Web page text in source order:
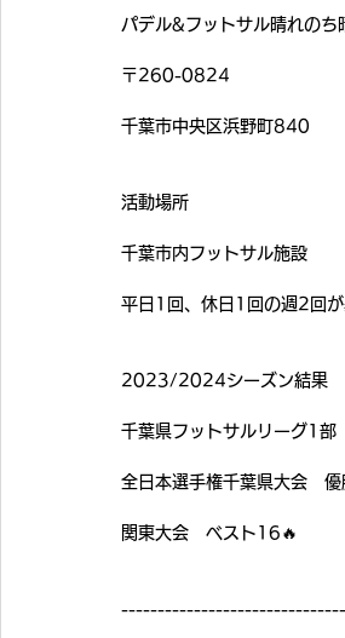
パデル&フットサル晴れのち
〒260-0824
千葉市中央区浜野町840
活動場所
千葉市内フットサル施設
平日1回、休日1回の週2回
2023/2024シーズン結果
千葉県フットサルリーグ1部
全日本選手権千葉県大会　
関東大会　ベスト16🔥